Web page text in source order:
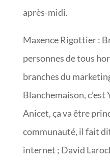
après-midi.
Maxence Rigottier :
personnes de tous
branches du
Blanchemaison, c’est
Anicet, ça va être
communauté, il fait
internet ; David